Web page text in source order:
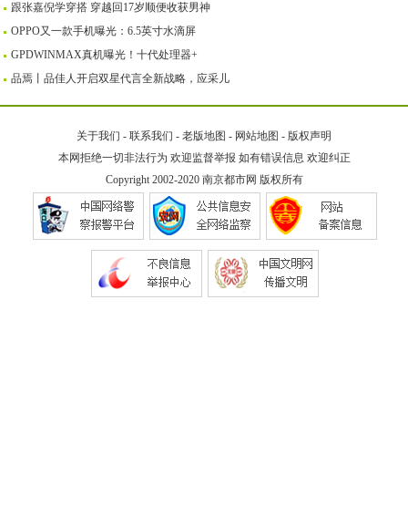
跟张嘉倪学穿搭 穿越回17岁顺便收获男神
OPPO又一款手机曝光：6.5英寸水滴屏
GPDWINMAX真机曝光！十代处理器+
品焉丨品佳人开启双星代言全新战略，应采儿
关于我们 - 联系我们 - 老版地图 - 网站地图 - 版权声明
本网拒绝一切非法行为 欢迎监督举报 如有错误信息 欢迎纠正
Copyright 2002-2020 南京都市网 版权所有